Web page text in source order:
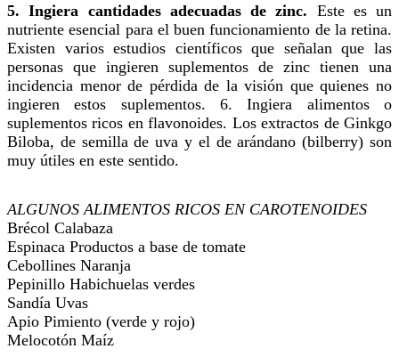
5. Ingiera cantidades adecuadas de zinc. Este es un
nutriente esencial para el buen funcionamiento de la retina.
Existen varios estudios científicos que señalan que las
personas que ingieren suplementos de zinc tienen una
incidencia menor de pérdida de la visión que quienes no
ingieren estos suplementos. 6. Ingiera alimentos o
suplementos ricos en flavonoides. Los extractos de Ginkgo
Biloba, de semilla de uva y el de arándano (bilberry) son
muy útiles en este sentido.
ALGUNOS ALIMENTOS RICOS EN CAROTENOIDES
Brécol Calabaza
Espinaca Productos a base de tomate
Cebollines Naranja
Pepinillo Habichuelas verdes
Sandía Uvas
Apio Pimiento (verde y rojo)
Melocotón Maíz